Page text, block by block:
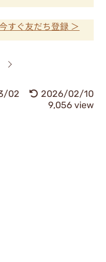
すぐ友だち登録 ＞
02
2026/02/10
9,056 view